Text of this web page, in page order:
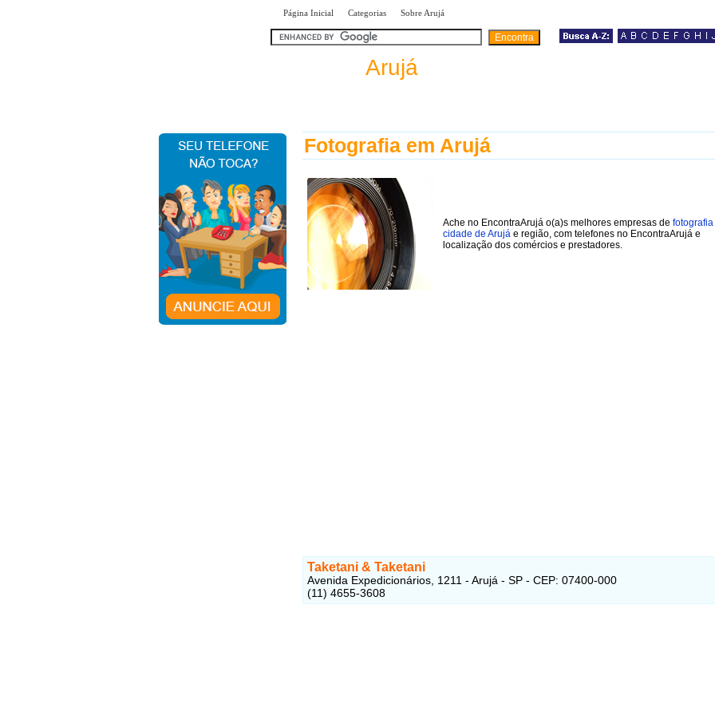
Página Inicial Categorias Sobre Arujá
Arujá
Fotografia em Arujá
Ache no EncontraArujá o(a)s melhores empresas de
cidade de Arujá e região, com telefones no EncontraArujá e
localização dos comércios e prestadores.
Taketani & Taketani
Avenida Expedicionários, 1211 - Arujá - SP - CEP: 07400-000
(11) 4655-3608